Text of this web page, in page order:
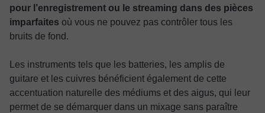
pour l’enregistrement ou le streaming dans des pièces
imparfaites où vous ne pouvez pas contrôler tous les
bruits de fond.
Les instruments tels que les batteries, les amplis de
guitare et les cuivres bénéficient également de cette
accentuation naturelle des médiums et des aigus, qui leur
permet de se démarquer dans un mixage sans paraître